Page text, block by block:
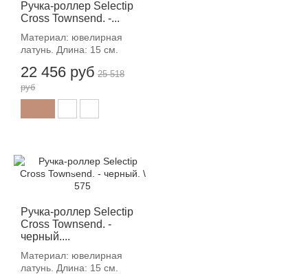
Ручка-роллер Selectip
Cross Townsend. -...
Материал: ювелирная
латунь. Длина: 15 см.
22 456 руб 25 518
руб
Ручка-роллер Selectip
Cross Townsend. -
черный....
Материал: ювелирная
латунь. Длина: 15 см.
-12%